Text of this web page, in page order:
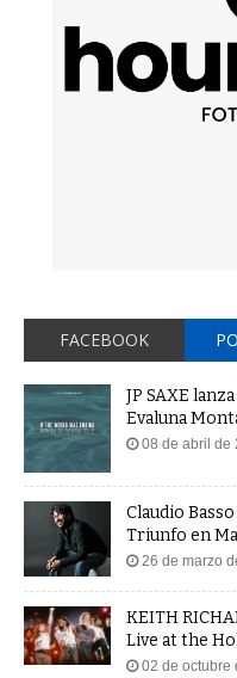
FACEBOOK
JP SAXE
Evaluna
08 de abril de
Claudio
Triunfo en
26 de marzo
KEITH
Live at the
02 de octubre